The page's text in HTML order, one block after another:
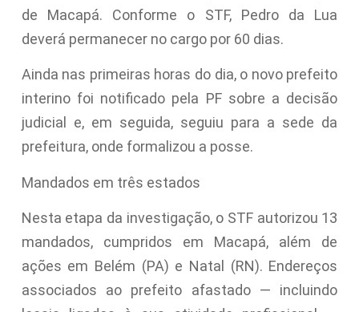
de Macapá. Conforme o STF, Pedro da Lua
deverá permanecer no cargo por 60 dias.
Ainda nas primeiras horas do dia, o novo prefeito
interino foi notificado pela PF sobre a decisão
judicial e, em seguida, seguiu para a sede da
prefeitura, onde formalizou a posse.
Mandados em três estados
Nesta etapa da investigação, o STF autorizou 13
mandados, cumpridos em Macapá, além de
ações em Belém (PA) e Natal (RN). Endereços
associados ao prefeito afastado — incluindo